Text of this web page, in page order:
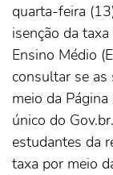
quarta-feira
isenção da
Ensino Médio
consultar se
meio da
único do
estudantes da
taxa por meio